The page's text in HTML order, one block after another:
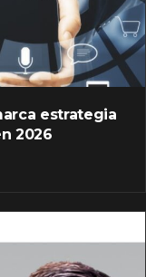
estrategia
2026